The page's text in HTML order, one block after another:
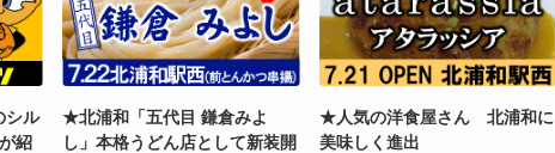
シル
紹
★北浦和「五代目 鎌倉みよ
し」本格うどん店として新装開
★人気の洋食屋さん 北浦和に
美味しく進出